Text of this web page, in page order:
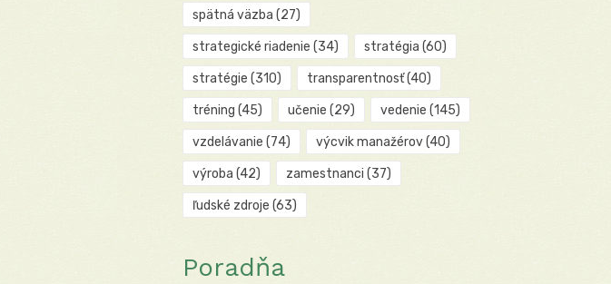
spätná väzba (27)
strategické riadenie (34) stratégia (60)
stratégie (310) transparentnosť(40)
tréning (45) učenie (29) vedenie (145)
vzdelávanie (74) výcvik manažérov(40)
výroba (42) zamestnanci (37)
ľudské zdroje (63)
Poradňa